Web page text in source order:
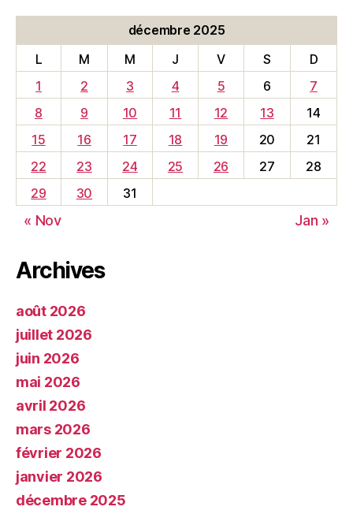
décembre 2025
L
M M J V S
D
1
2 3 4 5 6
7
8
9 10 11 12 13
14
15
16 17 18 19 20
21
22
23 24 25 26 27
28
29
30 31
« Nov Jan »
Archives
août 2026
juillet 2026
juin 2026
mai 2026
avril 2026
mars 2026
février 2026
janvier 2026
décembre 2025